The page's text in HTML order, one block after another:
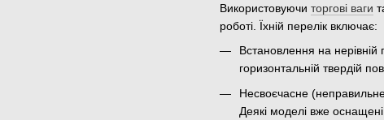
Використовуючи торгові ваги
роботі. Їхній перелік включає:
Встановлення на нерівній
горизонтальній твердій
Несвоєчасне
Деякі моделі вже